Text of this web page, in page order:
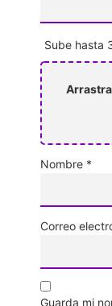
Sube hasta
Nombre *
Correo
Guarda mi